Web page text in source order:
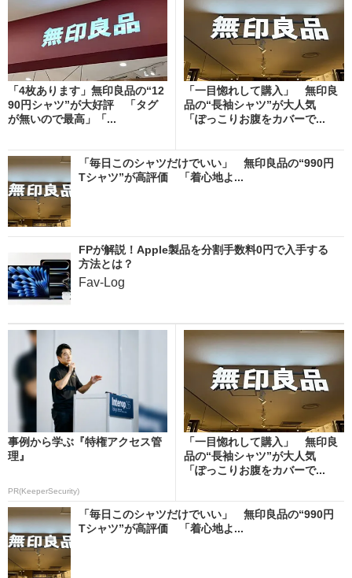
「4枚あります」無印良品の“12
90円シャツ”が大好評 「タグ
が無いので最高」「...
「一目惚れして購入」 無印良
品の“長袖シャツ”が大人気
「ぽっこりお腹をカバーで...
「毎日このシャツだけでいい」 無印良品の“990円
Tシャツ”が高評価 「着心地よ...
FPが解説！Apple製品を分割手数料0円で入手する
方法とは？
Fav-Log
事例から学ぶ『特権アクセス管
理』
PR(KeeperSecurity)
「一目惚れして購入」 無印良
品の“長袖シャツ”が大人気
「ぽっこりお腹をカバーで...
「毎日このシャツだけでいい」 無印良品の“990円
Tシャツ”が高評価 「着心地よ...